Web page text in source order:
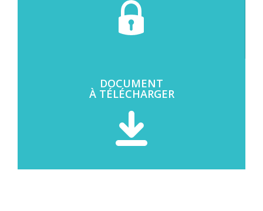
DOCUMENT
À TÉLÉCHARGER